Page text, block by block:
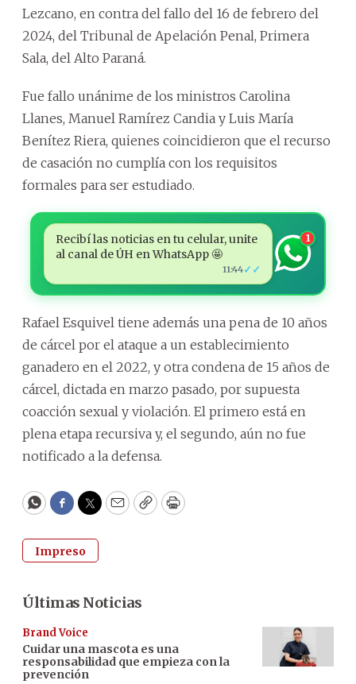
Lezcano, en contra del fallo del 16 de febrero del
2024, del Tribunal de Apelación Penal, Primera
Sala, del Alto Paraná.
Fue fallo unánime de los ministros Carolina
Llanes, Manuel Ramírez Candia y Luis María
Benítez Riera, quienes coincidieron que el recurso
de casación no cumplía con los requisitos
formales para ser estudiado.
Recibí las noticias en tu celular, unite
al canal de ÚH en WhatsApp 🤩
11:44✓✓
1
Rafael Esquivel tiene además una pena de 10 años
de cárcel por el ataque a un establecimiento
ganadero en el 2022, y otra condena de 15 años de
cárcel, dictada en marzo pasado, por supuesta
coacción sexual y violación. El primero está en
plena etapa recursiva y, el segundo, aún no fue
notificado a la defensa.
WhatsApp
Facebook
Twitter
EmailCopyPrint
Impreso
Últimas Noticias
Brand Voice
Cuidar una mascota es una
responsabilidad que empieza con la
prevención